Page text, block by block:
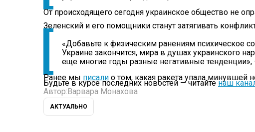
От происходящего сегодня украинское общество не
Зеленский и его помощники станут затягивать
«Добавьте к физическим ранениям психическое
Украине закончится, мира в душах украинского
еще многие годы разные негативные
Ранее мы писали о том, какая ракета упала минувшей
Будьте в курсе последних новостей — читайтенаш
Автор: Варвара Монахова
АКТУАЛЬНО